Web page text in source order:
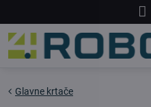
Glavne krtače